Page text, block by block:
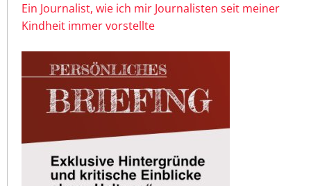
Ein Journalist, wie ich mir Journalisten seit meiner
Kindheit immer vorstellte